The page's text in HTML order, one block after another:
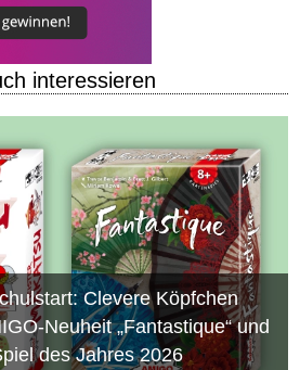
interessieren
Clevere Köpfchen
Neuheit „Fantastique“ und
des Jahres 2026